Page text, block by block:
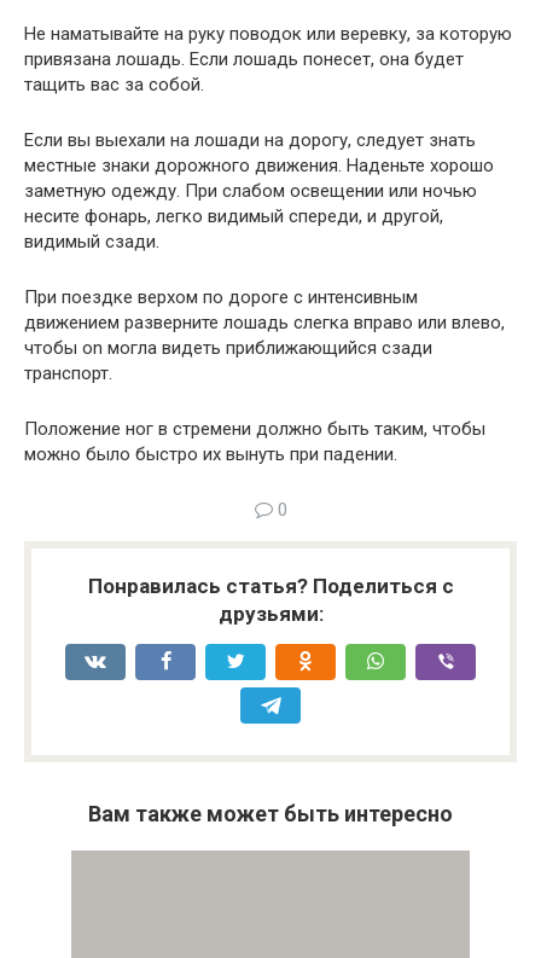
Не наматывайте на руку поводок или веревку, за которую
привязана лошадь. Если лошадь понесет, она будет
тащить вас за собой.
Если вы выехали на лошади на дорогу, следует знать
местные знаки дорожного движения. Наденьте хорошо
заметную одежду. При слабом освещении или ночью
несите фонарь, легко видимый спереди, и другой,
видимый сзади.
При поездке верхом по дороге с интенсивным
движением разверните лошадь слегка вправо или влево,
чтобы on могла видеть приближающийся сзади
транспорт.
Положение ног в стремени должно быть таким, чтобы
можно было быстро их вынуть при падении.
0
Понравилась статья? Поделиться с
друзьями:
Вам также может быть интересно